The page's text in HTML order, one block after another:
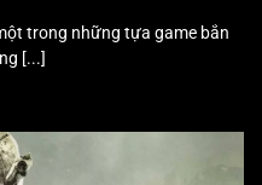
trong những tựa game bắn
[...]